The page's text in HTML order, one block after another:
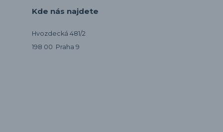
Kde nás najdete
Hvozdecká 481/2
198 00 Praha 9